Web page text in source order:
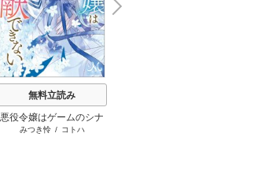
無料立読み
悪役令嬢はゲームのシナ
リオに貢献できない
みつき怜/ コトハ
N
e
x
t